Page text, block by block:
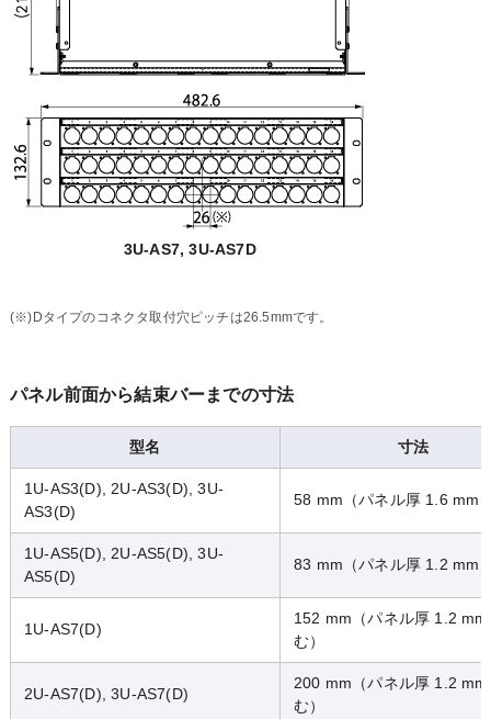
3U-AS7, 3U-AS7D
(※)Dタイプのコネクタ取付穴ピッチは26.5mmです。
パネル前面から結束バーまでの寸法
型名 寸法
1U-AS3(D), 2U-AS3(D), 3U-
AS3(D)
58 mm（パネル厚 1.6 mm
1U-AS5(D), 2U-AS5(D), 3U-
AS5(D)
83 mm（パネル厚 1.2 mm
1U-AS7(D)
152 mm（パネル厚 1.2
む）
2U-AS7(D), 3U-AS7(D)
200 mm（パネル厚 1.2
む）